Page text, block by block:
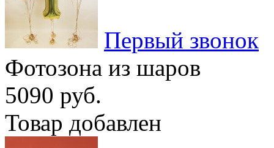
Первый звонок
Фотозона из шаров
5090 руб.
Товар добавлен